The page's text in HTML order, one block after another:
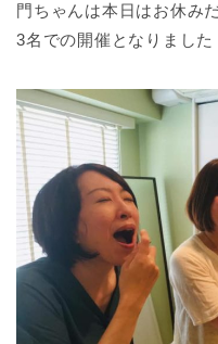
門ちゃんは本日はお休み
3名での開催となりました